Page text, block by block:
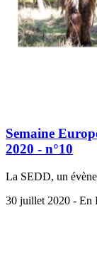
Semaine
2020 - n°10
La SEDD, un
30 juillet 2020 - En